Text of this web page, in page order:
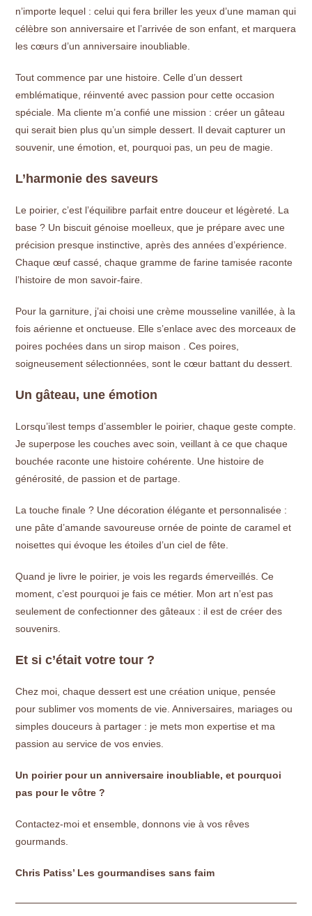
n’importe lequel : celui qui fera briller les yeux d’une maman qui
célèbre son anniversaire et l’arrivée de son enfant, et marquera
les cœurs d’un anniversaire inoubliable.
Tout commence par une histoire. Celle d’un dessert
emblématique, réinventé avec passion pour cette occasion
spéciale. Ma cliente m’a confié une mission : créer un gâteau
qui serait bien plus qu’un simple dessert. Il devait capturer un
souvenir, une émotion, et, pourquoi pas, un peu de magie.
L’harmonie des saveurs
Le poirier, c’est l’équilibre parfait entre douceur et légèreté. La
base ? Un biscuit génoise moelleux, que je prépare avec une
précision presque instinctive, après des années d’expérience.
Chaque œuf cassé, chaque gramme de farine tamisée raconte
l’histoire de mon savoir-faire.
Pour la garniture, j’ai choisi une crème mousseline vanillée, à la
fois aérienne et onctueuse. Elle s’enlace avec des morceaux de
poires pochées dans un sirop maison . Ces poires,
soigneusement sélectionnées, sont le cœur battant du dessert.
Un gâteau, une émotion
Lorsqu’ilest temps d’assembler le poirier, chaque geste compte.
Je superpose les couches avec soin, veillant à ce que chaque
bouchée raconte une histoire cohérente. Une histoire de
générosité, de passion et de partage.
La touche finale ? Une décoration élégante et personnalisée :
une pâte d’amande savoureuse ornée de pointe de caramel et
noisettes qui évoque les étoiles d’un ciel de fête.
Quand je livre le poirier, je vois les regards émerveillés. Ce
moment, c’est pourquoi je fais ce métier. Mon art n’est pas
seulement de confectionner des gâteaux : il est de créer des
souvenirs.
Et si c’était votre tour ?
Chez moi, chaque dessert est une création unique, pensée
pour sublimer vos moments de vie. Anniversaires, mariages ou
simples douceurs à partager : je mets mon expertise et ma
passion au service de vos envies.
Un poirier pour un anniversaire inoubliable, et pourquoi
pas pour le vôtre ?
Contactez-moi et ensemble, donnons vie à vos rêves
gourmands.
Chris Patiss’ Les gourmandises sans faim